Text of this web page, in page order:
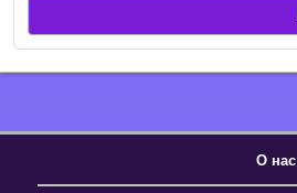
О нас